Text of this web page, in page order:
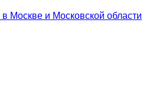
в Москве и Московской области